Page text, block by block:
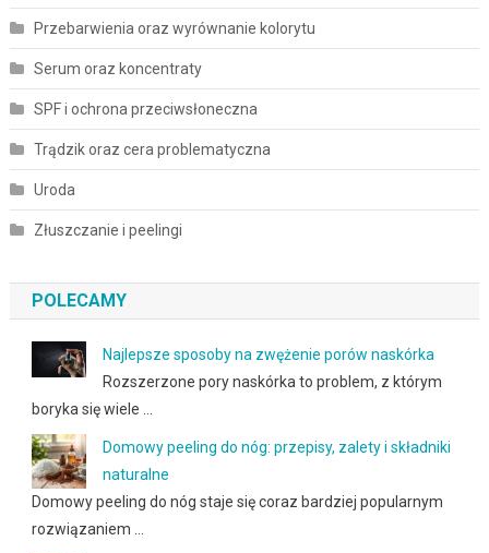
Przebarwienia oraz wyrównanie kolorytu
Serum oraz koncentraty
SPF i ochrona przeciwsłoneczna
Trądzik oraz cera problematyczna
Uroda
Złuszczanie i peelingi
POLECAMY
Najlepsze sposoby na zwężenie porów naskórka
Rozszerzone pory naskórka to problem, z którym
boryka się wiele …
Domowy peeling do nóg: przepisy, zalety i składniki
naturalne
Domowy peeling do nóg staje się coraz bardziej popularnym
rozwiązaniem …